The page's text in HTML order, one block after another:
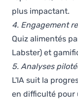
plus impactant.
4. Engagement
Quiz alimentés
Labster) et
5. Analyses
L'IA suit la
en difficulté pour